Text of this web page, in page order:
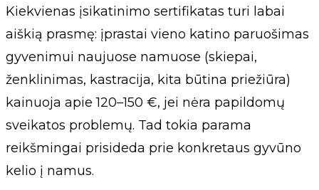
Kiekvienas įsikatinimo sertifikatas turi labai
aiškią prasmę: įprastai vieno katino paruošimas
gyvenimui naujuose namuose (skiepai,
ženklinimas, kastracija, kita būtina priežiūra)
kainuoja apie 120–150 €, jei nėra papildomų
sveikatos problemų. Tad tokia parama
reikšmingai prisideda prie konkretaus gyvūno
kelio į namus.